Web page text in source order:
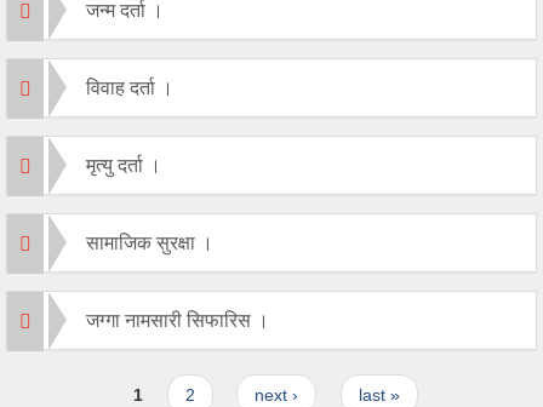
जन्म दर्ता ।
विवाह दर्ता ।
मृत्यु दर्ता ।
सामाजिक सुरक्षा ।
जग्गा नामसारी सिफारिस ।
1 2 next › last »